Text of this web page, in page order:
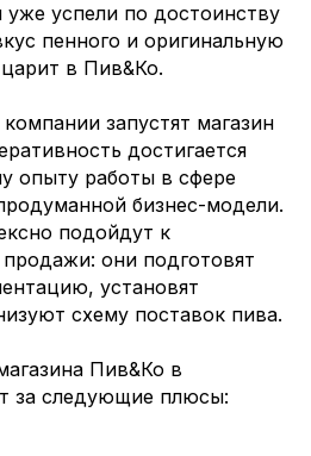
успели по достоинству
пенного и оригинальную
в Пив&Ко.
запустят магазин
достигается
опыту работы в сфере
бизнес-модели.
подойдут к
они подготовят
установят
схему поставок пива.
Пив&Ко в
за следующие плюсы: